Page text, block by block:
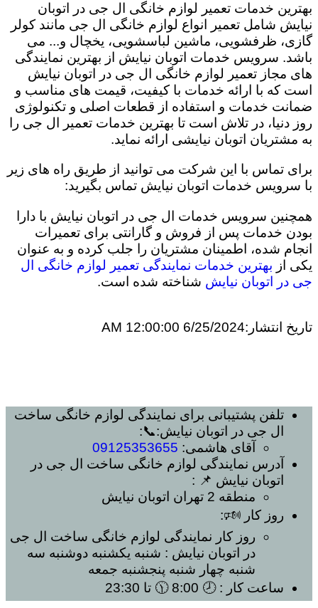
بهترین خدمات تعمیر لوازم خانگی ال جی در اتوبان
نیایش شامل تعمیر انواع لوازم خانگی ال جی مانند کولر
گازی، ظرفشویی، ماشین لباسشویی، یخچال و... می
باشد. سرویس خدمات اتوبان نیایش از بهترین نمایندگی
های مجاز تعمیر لوازم خانگی ال جی در اتوبان نیایش
است که با ارائه خدمات با کیفیت، قیمت های مناسب و
ضمانت خدمات و استفاده از قطعات اصلی و تکنولوژی
روز دنیا، در تلاش است تا بهترین خدمات تعمیر ال جی را
به مشتریان اتوبان نیایشی ارائه نماید.
برای تماس با این شرکت می توانید از طریق راه های زیر
با سرویس خدمات اتوبان نیایش تماس بگیرید:
همچنین سرویس خدمات ال جی در اتوبان نیایش با دارا
بودن خدمات پس از فروش و گارانتی برای تعمیرات
انجام شده، اطمینان مشتریان را جلب کرده و به عنوان
یکی از بهترین خدمات نمایندگی تعمیر لوازم خانگی ال
جی در اتوبان نیایش شناخته شده است.
تاریخ انتشار:6/25/2024 12:00:00 AM
تلفن پشتیبانی برای نمایندگی لوازم خانگی ساخت
ال جی در اتوبان نیایش:📞:
آقای هاشمی: 09125353655
آدرس نمایندگی لوازم خانگی ساخت ال جی در
اتوبان نیایش 📌 :
منطقه 2 تهران
اتوبان نیایش
روز کار 🕬:
روز کار نمایندگی لوازم خانگی ساخت ال جی
در اتوبان نیایش : شنبه یکشنبه دوشنبه سه
شنبه چهار شنبه پنجشنبه جمعه
ساعت کار : 🕗 8:00 🕦 تا 23:30